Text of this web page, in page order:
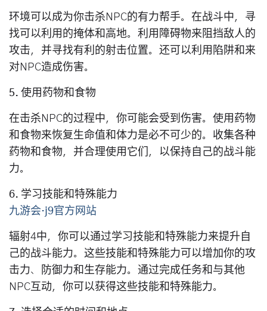
环境可以成为你击杀NPC的有力帮手。在战斗中，寻
找可以利用的掩体和高地。利用障碍物来阻挡敌人的
攻击，并寻找有利的射击位置。还可以利用陷阱和来
对NPC造成伤害。
5. 使用药物和食物
在击杀NPC的过程中，你可能会受到伤害。使用药物
和食物来恢复生命值和体力是必不可少的。收集各种
药物和食物，并合理使用它们，以保持自己的战斗能
力。
6. 学习技能和特殊能力
九游会·j9官方网站
辐射4中，你可以通过学习技能和特殊能力来提升自
己的战斗能力。这些技能和特殊能力可以增加你的攻
击力、防御力和生存能力。通过完成任务和与其他
NPC互动，你可以获得这些技能和特殊能力。